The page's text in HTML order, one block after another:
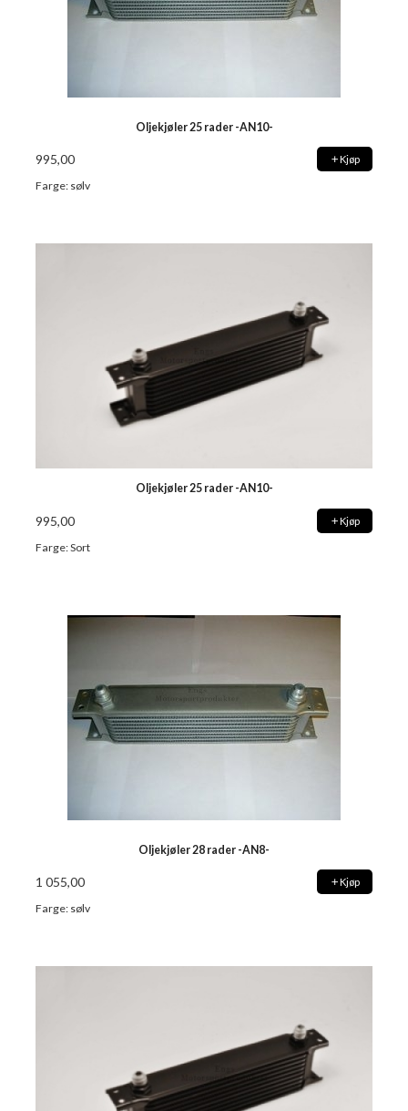
Oljekjøler 25 rader -AN10-
995,00 Kjøp
Farge: sølv
Oljekjøler 25 rader -AN10-
995,00 Kjøp
Farge: Sort
Oljekjøler 28 rader -AN8-
1 055,00 Kjøp
Farge: sølv